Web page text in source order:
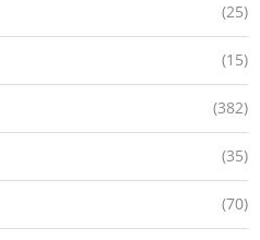
(25)
(15)
(382)
(35)
(70)